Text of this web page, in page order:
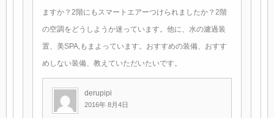
ますか？2階にもスマートエアーつけられましたか？2階
の空調をどうしようか迷っています。他に、水の濾過装
置、美SPA,もまよっています。おすすめの装備、おすす
めしない装備、教えていただいたいです。
derupipi
2016年 8月4日